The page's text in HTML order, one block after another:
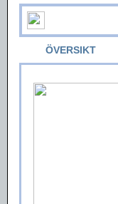
ÖVERSIKT